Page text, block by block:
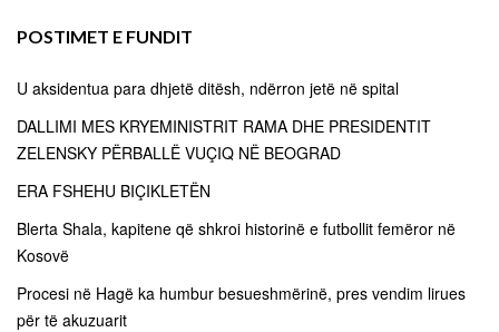
POSTIMET E FUNDIT
U aksidentua para dhjetë ditësh, ndërron jetë në spital
DALLIMI MES KRYEMINISTRIT RAMA DHE PRESIDENTIT
ZELENSKY PËRBALLË VUÇIQ NË BEOGRAD
ERA FSHEHU BIÇIKLETËN
Blerta Shala, kapitene që shkroi historinë e futbollit femëror në
Kosovë
Procesi në Hagë ka humbur besueshmërinë, pres vendim lirues
për të akuzuarit